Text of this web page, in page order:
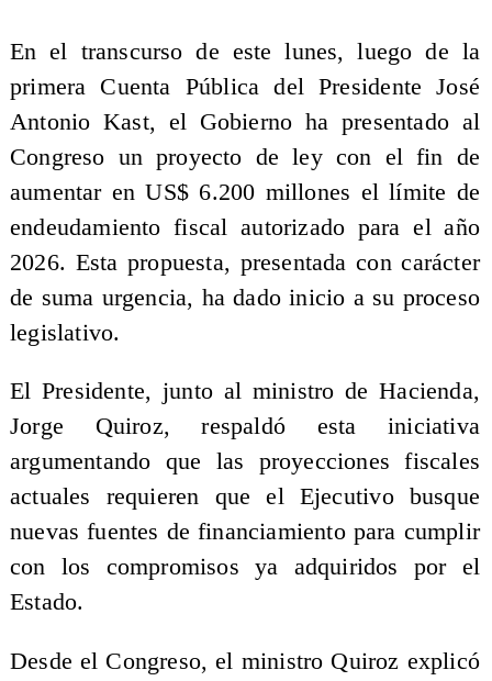
En el transcurso de este lunes, luego de la
primera Cuenta Pública del Presidente José
Antonio Kast, el Gobierno ha presentado al
Congreso un proyecto de ley con el fin de
aumentar en US$ 6.200 millones el límite de
endeudamiento fiscal autorizado para el año
2026. Esta propuesta, presentada con carácter
de suma urgencia, ha dado inicio a su proceso
legislativo.
El Presidente, junto al ministro de Hacienda,
Jorge Quiroz, respaldó esta iniciativa
argumentando que las proyecciones fiscales
actuales requieren que el Ejecutivo busque
nuevas fuentes de financiamiento para cumplir
con los compromisos ya adquiridos por el
Estado.
Desde el Congreso, el ministro Quiroz explicó